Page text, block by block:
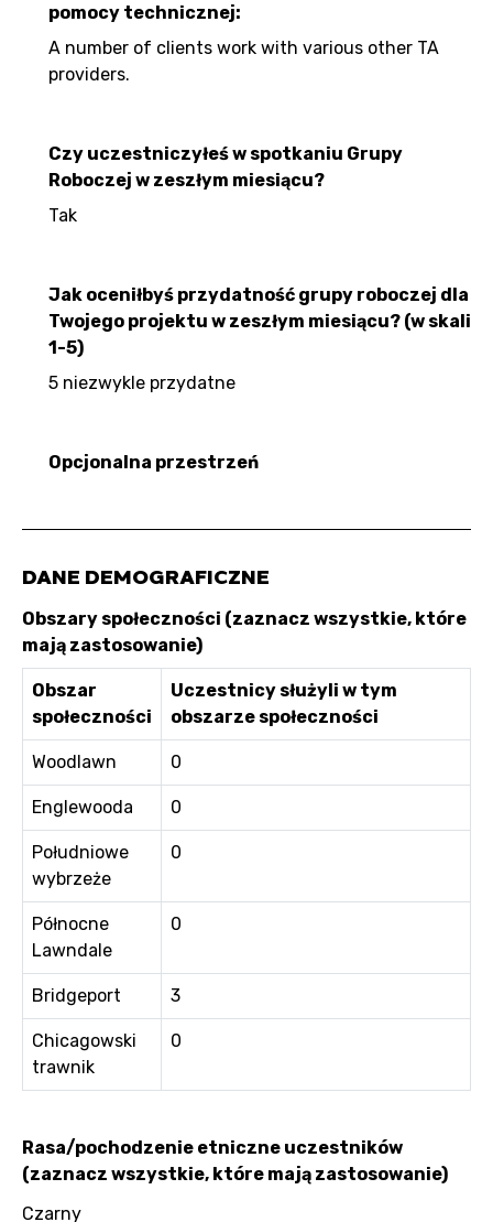
pomocy technicznej:
A number of clients work with various other TA
providers.
Czy uczestniczyłeś w spotkaniu Grupy
Roboczej w zeszłym miesiącu?
Tak
Jak oceniłbyś przydatność grupy roboczej dla
Twojego projektu w zeszłym miesiącu? (w skali
1-5)
5 niezwykle przydatne
Opcjonalna przestrzeń
DANE DEMOGRAFICZNE
Obszary społeczności (zaznacz wszystkie, które
mają zastosowanie)
Obszar
społeczności
Uczestnicy służyli w tym
obszarze społeczności
Woodlawn 0
Englewooda 0
Południowe
wybrzeże
0
Północne
Lawndale
0
Bridgeport 3
Chicagowski
trawnik
0
Rasa/pochodzenie etniczne uczestników
(zaznacz wszystkie, które mają zastosowanie)
Czarny